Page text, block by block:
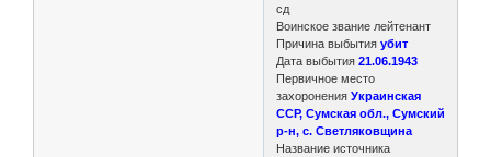
сд
Воинское звание лейтенант
Причина выбытия убит
Дата выбытия 21.06.1943
Первичное место
захороненияУкраинская
ССР, Сумская обл., Сумский
р-н, с. Светляковщина
Название источника